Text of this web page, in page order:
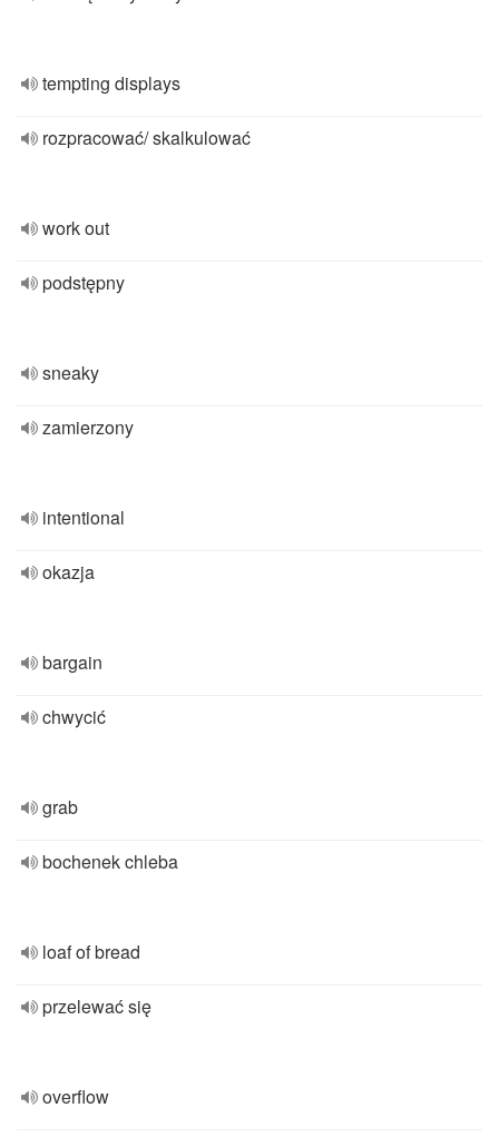
tempting displays
rozpracować/ skalkulować
work out
podstępny
sneaky
zamierzony
intentional
okazja
bargain
chwycić
grab
bochenek chleba
loaf of bread
przelewać się
overflow